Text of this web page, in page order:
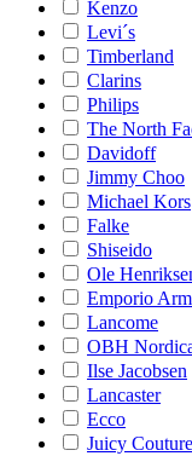
Kenzo
Levi´s
Timberland
Clarins
Philips
The North
Davidoff
Jimmy Choo
Michael Kors
Falke
Shiseido
Ole
Emporio
Lancome
OBH
Ilse Jacobsen
Lancaster
Ecco
Juicy Couture